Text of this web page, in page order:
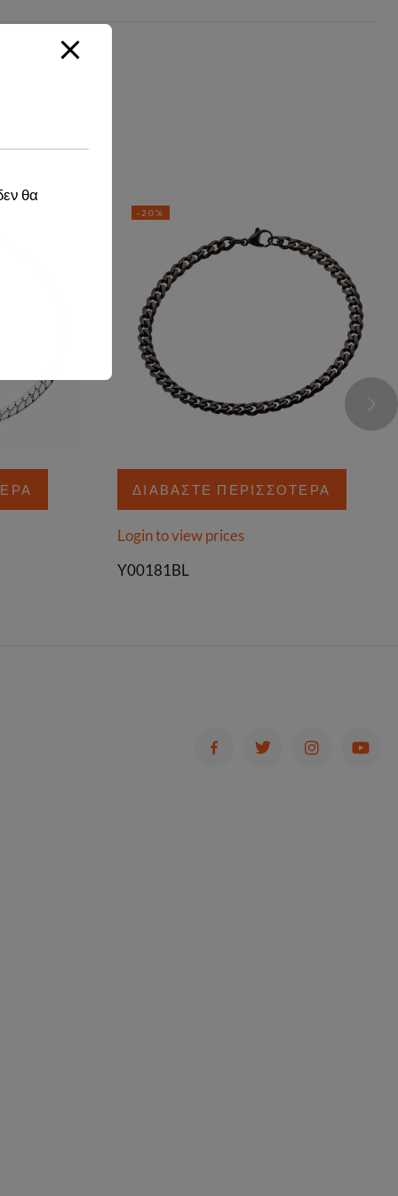
-20%
ΔΙΑΒΆΣΤΕ ΠΕΡΙΣΣΌΤΕΡΑ
Login to view prices
Y00181BL
θα